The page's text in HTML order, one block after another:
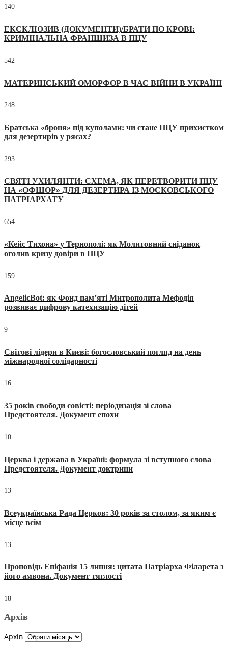
140
ЕКСКЛЮЗИВ (ДОКУМЕНТИ)/БРАТИ ПО КРОВІ:
КРИМІНАЛЬНА ФРАНШИЗА В ПЦУ
542
МАТЕРИНСЬКИЙ ОМОРФОР В ЧАС ВІЙНИ В УКРАЇНІ
248
Братська «броня» під куполами: чи стане ПЦУ прихистком
для дезертирів у рясах?
293
СВЯТІ УХИЛЯНТИ: СХЕМА, ЯК ПЕРЕТВОРИТИ ПЦУ
НА «ОФШОР» ДЛЯ ДЕЗЕРТИРА ІЗ МОСКОВСЬКОГО
ПАТРІАРХАТУ
654
«Кейс Тихона» у Тернополі: як Молитовний сніданок
оголив кризу довіри в ПЦУ
159
AngelicBot: як Фонд пам’яті Митрополита Мефодія
розвиває цифрову катехизацію дітей
9
Світові лідери в Києві: богословський погляд на день
міжнародної солідарності
16
35 років свободи совісті: періодизація зі слова
Предстоятеля. Документ епохи
10
Церква і держава в Україні: формула зі вступного слова
Предстоятеля. Документ доктрини
13
Всеукраїнська Рада Церков: 30 років за столом, за яким є
місце всім
13
Проповідь Епіфанія 15 липня: цитата Патріарха Філарета з
його амвона. Документ тяглості
18
Архів
Архів